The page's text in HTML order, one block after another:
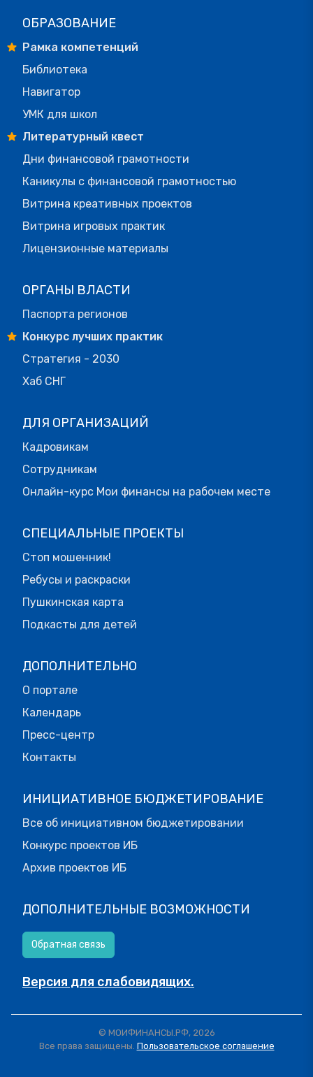
ОБРАЗОВАНИЕ
Рамка компетенций
Библиотека
Навигатор
УМК для школ
Литературный квест
Дни финансовой грамотности
Каникулы с финансовой грамотностью
Витрина креативных проектов
Витрина игровых практик
Лицензионные материалы
ОРГАНЫ ВЛАСТИ
Паспорта регионов
Конкурс лучших практик
Стратегия - 2030
Хаб СНГ
ДЛЯ ОРГАНИЗАЦИЙ
Кадровикам
Сотрудникам
Онлайн-курс Мои финансы на рабочем месте
СПЕЦИАЛЬНЫЕ ПРОЕКТЫ
Стоп мошенник!
Ребусы и раскраски
Пушкинская карта
Подкасты для детей
ДОПОЛНИТЕЛЬНО
О портале
Календарь
Пресс-центр
Контакты
ИНИЦИАТИВНОЕ БЮДЖЕТИРОВАНИЕ
Все об инициативном бюджетировании
Конкурс проектов ИБ
Архив проектов ИБ
ДОПОЛНИТЕЛЬНЫЕ ВОЗМОЖНОСТИ
Обратная связь
Версия для слабовидящих.
© МОИФИНАНСЫ.РФ, 2026
Все права защищены. Пользовательское соглашение